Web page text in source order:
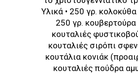
Υλικά • 250 γρ.
250 γρ. κουβερτούρα
κουταλιές
κουταλιές σιρόπι
κουτάλια κονιάκ
κουταλιές πούδρα